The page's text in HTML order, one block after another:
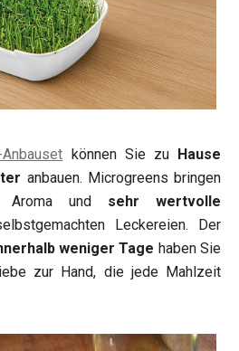
können Sie zu Hause
anbauen. Microgreens bringen
Aroma und sehr wertvolle
Leckereien. Der
weniger Tage haben Sie
zur Hand, die jede Mahlzeit